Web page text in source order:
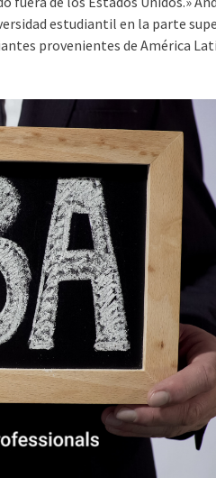
estudiantil en la parte
provenientes de América